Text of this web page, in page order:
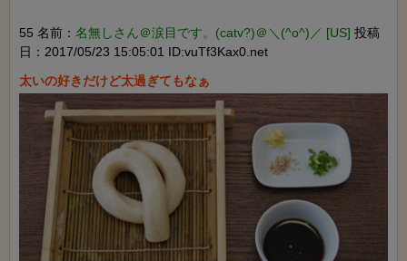
55 名前： 名無しさん＠涙目です。(catv?)＠＼(^o^)／ [US] 投稿
日：2017/05/23 15:05:01 ID:vuTf3Kax0.net